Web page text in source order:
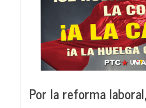
Por la reforma